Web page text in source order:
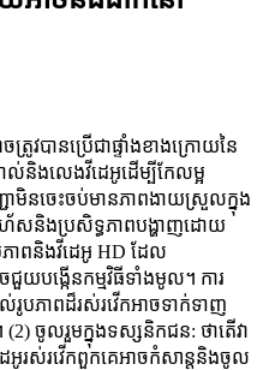
ចត្រូវបានប្រើជាផ្ទាំងខាងក្រោយនៃ
ល់និងលេងវីដេអូដើម្បីកែលម្អ
មិនចេះចប់មានភាពងាយស្រួលក្នុង
ហ័សនិងប្រសិទ្ធភាពបង្ហាញដោយ
ភាពនិងវីដេអូ HD ដែល
បង្កើនកម្មវិធីទាំងមូល។ ការ
រូបភាពដ៏រស់រវើកអាចទាក់ទាញ
ចូលរួមក្នុងទស្សនិកជន: ថាតើវា
ដេអូរស់រវើកពួកគេអាចកំសាន្តនិងចូល